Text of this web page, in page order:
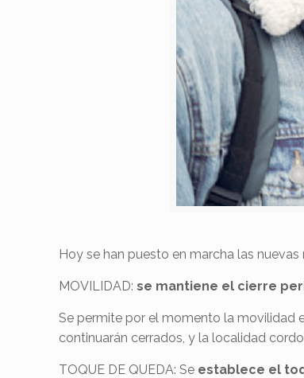
Hoy se han puesto en marcha las
MOVILIDAD:se mantiene el cierre
Se permite por el momento la movilidad
continuarán cerrados, y la localidad
TOQUE DE QUEDA: Se establece el